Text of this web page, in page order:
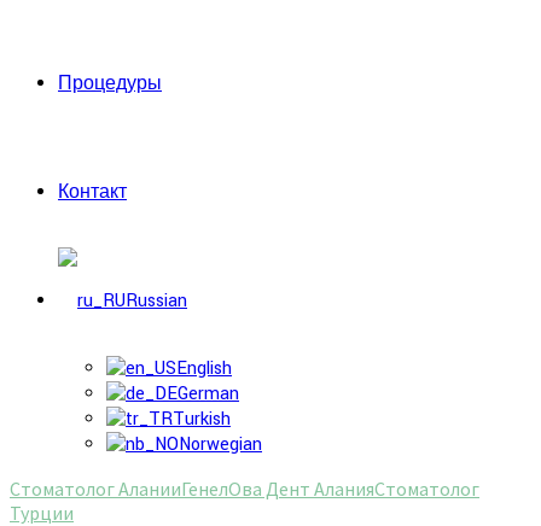
Процедуры
Контакт
Russian
English
German
Turkish
Norwegian
Стоматолог АланииГенелОва Дент АланияСтоматолог
Турции